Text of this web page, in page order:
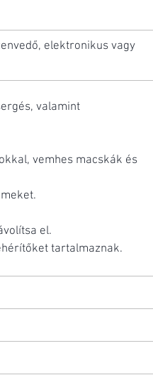
elektronikus vagy
valamint
vemhes macskák és
el.
tartalmaznak.